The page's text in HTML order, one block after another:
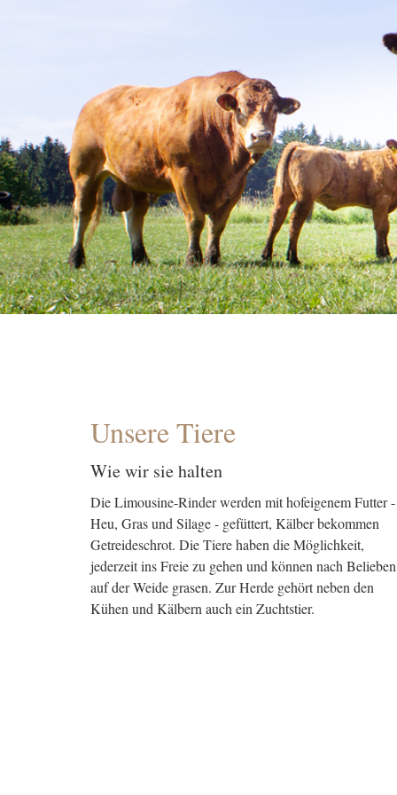
Unsere Tiere
Wie wir sie halten
Die Limousine-Rinder werden mit hofeigenem Futter -
Heu, Gras und Silage - gefüttert, Kälber bekommen
Getreideschrot. Die Tiere haben die Möglichkeit,
jederzeit ins Freie zu gehen und können nach Belieben
auf der Weide grasen. Zur Herde gehört neben den
Kühen und Kälbern auch ein Zuchtstier.